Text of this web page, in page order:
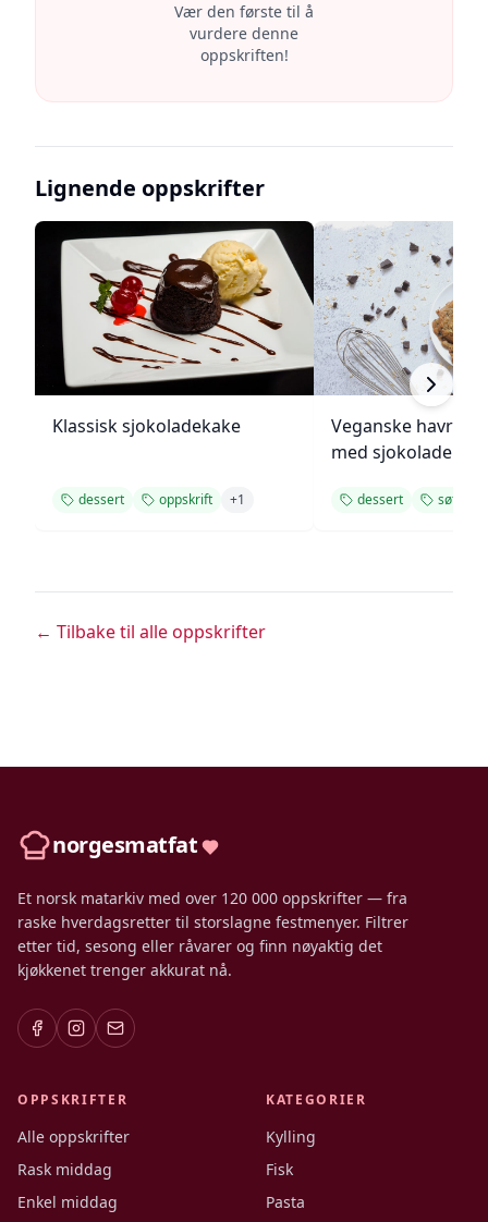
Vær den første til å
vurdere denne
oppskriften!
Lignende oppskrifter
Klassisk sjokoladekake
dessert oppskrift +1
Veganske
med sjokolade
dessert søtt
← Tilbake til alle oppskrifter
norgesmatfat
Et norsk matarkiv med over 120 000 oppskrifter — fra
raske hverdagsretter til storslagne festmenyer. Filtrer
etter tid, sesong eller råvarer og finn nøyaktig det
kjøkkenet trenger akkurat nå.
OPPSKRIFTER
Alle oppskrifter
Rask middag
Enkel middag
KATEGORIER
Kylling
Fisk
Pasta